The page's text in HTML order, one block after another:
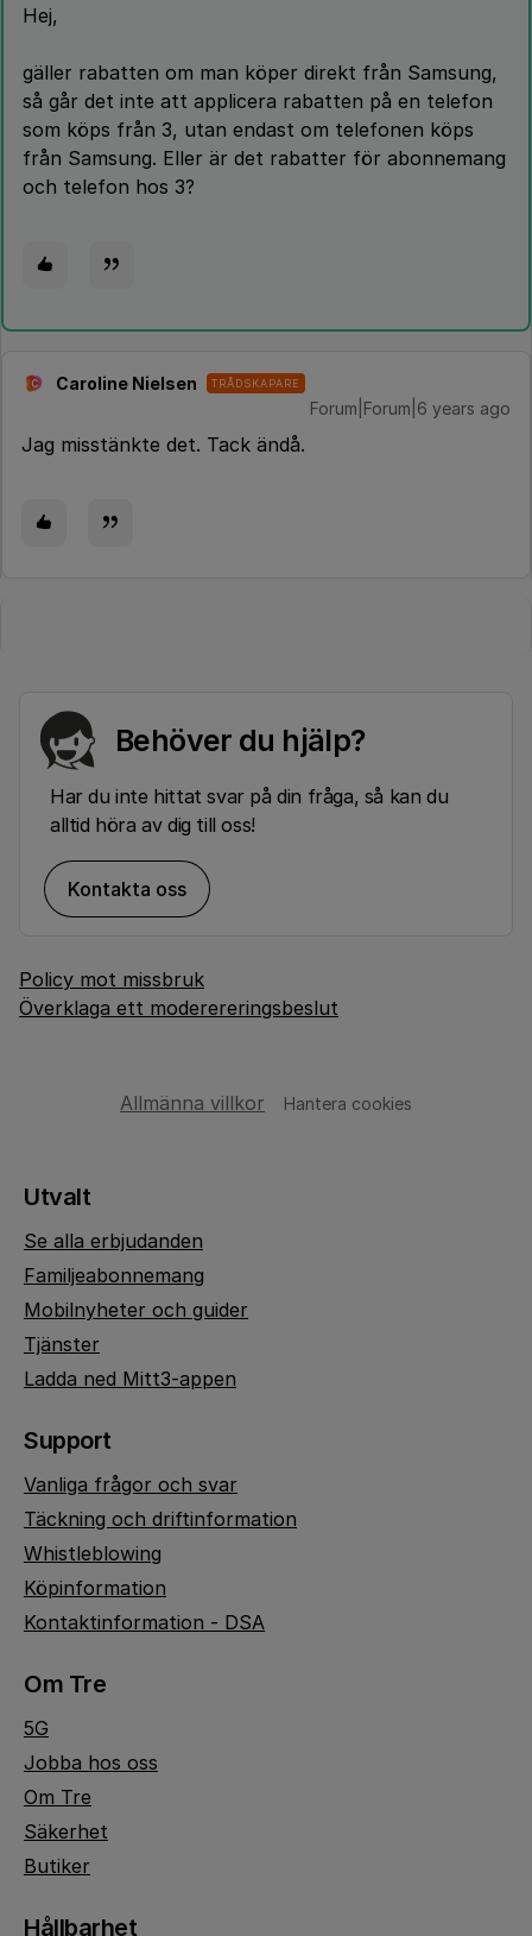
Hej,
gäller rabatten om man köper direkt från Samsung,
så går det inte att applicera rabatten på en telefon
som köps från 3, utan endast om telefonen köps
från Samsung. Eller är det rabatter för abonnemang
och telefon hos 3?
C Caroline Nielsen TRÅDSKAPARE
Forum|Forum|6 years ago
Jag misstänkte det. Tack ändå.
Behöver du hjälp?
Har du inte hittat svar på din fråga, så kan du
alltid höra av dig till oss!
Kontakta oss
Policy mot missbruk
Överklaga ett moderereringsbeslut
Allmänna villkor Hantera cookies
Utvalt
Se alla erbjudanden
Familjeabonnemang
Mobilnyheter och guider
Tjänster
Ladda ned Mitt3-appen
Support
Vanliga frågor och svar
Täckning och driftinformation
Whistleblowing
Köpinformation
Kontaktinformation - DSA
Om Tre
5G
Jobba hos oss
Om Tre
Säkerhet
Butiker
Hållbarhet